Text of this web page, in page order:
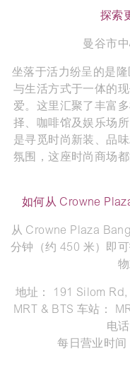
探索
曼谷市
坐落于活力纷呈的是
与生活方式于一体的
爱。这里汇聚了丰富
择、咖啡馆及娱乐场
是寻觅时尚新装、品
氛围，这座时尚商场
如何从 Crowne
从 Crowne Plaza
分钟（约 450 米）即
地址： 191 Silom
MRT & BTS 车站：
电
每日营业时间